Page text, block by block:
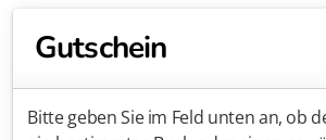
Gutschein
Bitte geben Sie im Feld unten an, ob
Weitere Werke
Geschichte der Psychophysiognomik